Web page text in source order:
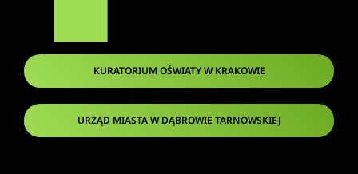
KURATORIUM OŚWIATY W KRAKOWIE
URZĄD MIASTA W DĄBROWIE TARNOWSKIEJ